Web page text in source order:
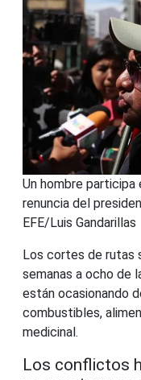
Un hombre
renuncia del
EFE/Luis Gandarillas
Los cortes de rutas
semanas a ocho de
están ocasionando
combustibles,
medicinal.
Los conflictos